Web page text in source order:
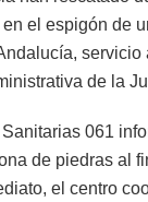
el espigón de
de la
061
de piedras al
el centro